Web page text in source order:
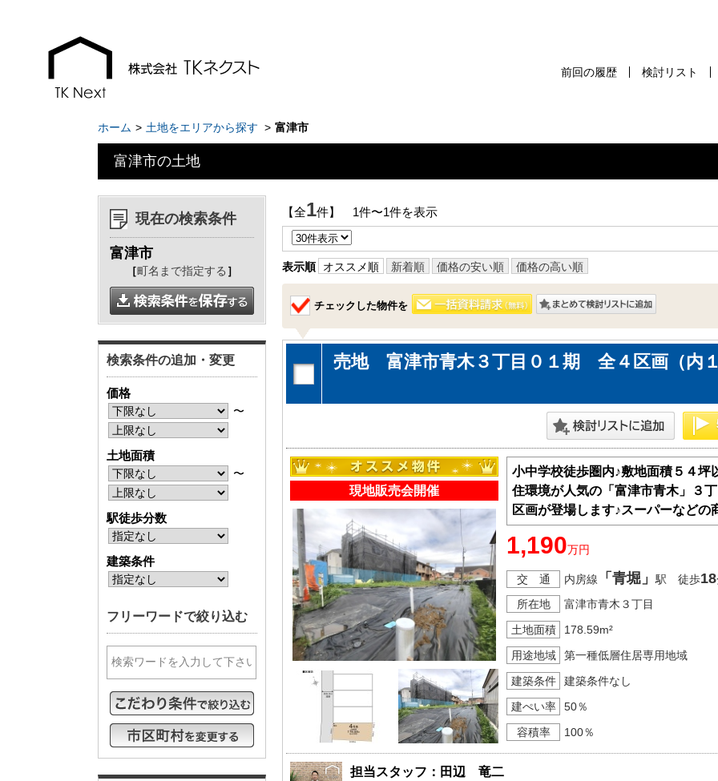
前回の履歴 検討リスト
ホーム 土地をエリアから探す 富津市
富津市の土地
【全1件】 1件〜1件を表示
表示順 オススメ順 新着順 価格の安い順 価格の高い順
チェックした物件を
売地 富津市青木３丁目０１期 全４区画（内１
現地販売会開催
小中学校徒歩圏内♪敷地面積５４坪
住環境が人気の「富津市青木」３
区画が登場します♪スーパーなどの
1,190万円
交 通 内房線 「青堀」駅 徒歩18
所在地
富津市青木３丁目
土地面積
178.59m²
用途地域
第一種低層住居専用地域
建築条件
建築条件なし
建ぺい率
50％
容積率
100％
担当スタッフ：田辺　竜二
現在の検索条件
富津市
［町名まで指定する ］
検索条件の追加・変更
価格
〜
土地面積
〜
駅徒歩分数
建築条件
フリーワードで絞り込む
千葉本店
松戸支店
成田支店
東京支店
神奈川支店
沖縄支店
現地販売会情報
千葉本店
松戸支店
成田支店
木更津支店
東京支店
神奈川支店
スタッフ紹介
松戸支店
成田支店
東京支店
神奈川支店
沖縄支店
お問い合わせ
サイトマップ
プライバシーポリシー
物件検索
新築一戸建
エリアから探す
中古一戸建
エリアから探す
路線から探す
マンション
エリアから探す
路線から探す
エリアから物件検索
松戸･柏方面エリア
松戸･柏方面エリアの新築一戸建
松戸･柏方面エリアの中古一戸建
成田･銚子方面エリア
成田･銚子方面エリアの新築一戸建
成田･銚子方面エリアの中古一戸建
成田･銚子方面エリアのマンション
四街道･佐倉･八千代方面エリア
四街道･佐倉･八千代方面エリアの新築一戸建
四街道･佐倉･八千代方面エリアの中古一戸建